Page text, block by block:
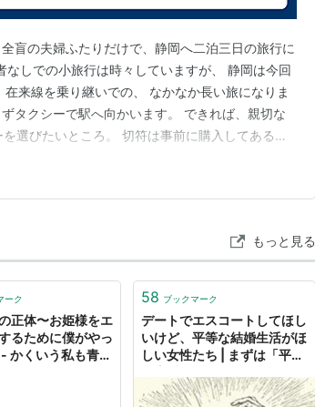
盲の夫婦ふたりだけで、静岡へ二泊三日の旅行に
しでの小旅行は時々していますが、 静岡は今回
来線を乗り継いでの、 なかなか長い旅になりま
タクシーで駅へ向かいます。 できれば、親切な
選びたいところ。 切符は事前に購入してあるの
ちらから頼まなくても駅員さんのところまで案内
障害…
もっと見る
ーク
正体〜お姫様をエ
るために僕がやっ
かくいう私も青二
58 ブックマーク
デートでエスコートしてほし
いけど、平等な結婚生活がほ
しい女性たち | まずは「平等
ころから